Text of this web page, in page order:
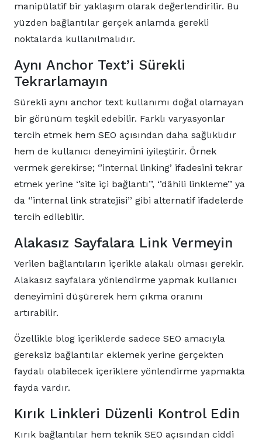
manipülatif bir yaklaşım olarak değerlendirilir. Bu
yüzden bağlantılar gerçek anlamda gerekli
noktalarda kullanılmalıdır.
Aynı Anchor Text’i Sürekli
Tekrarlamayın
Sürekli aynı anchor text kullanımı doğal olamayan
bir görünüm teşkil edebilir. Farklı varyasyonlar
tercih etmek hem SEO açısından daha sağlıklıdır
hem de kullanıcı deneyimini iyileştirir. Örnek
vermek gerekirse; ‘’internal linking’ ifadesini tekrar
etmek yerine ‘’site içi bağlantı’’, ‘’dâhili linkleme’’ ya
da ‘’internal link stratejisi’’ gibi alternatif ifadelerde
tercih edilebilir.
Alakasız Sayfalara Link Vermeyin
Verilen bağlantıların içerikle alakalı olması gerekir.
Alakasız sayfalara yönlendirme yapmak kullanıcı
deneyimini düşürerek hem çıkma oranını
artırabilir.
Özellikle blog içeriklerde sadece SEO amacıyla
gereksiz bağlantılar eklemek yerine gerçekten
faydalı olabilecek içeriklere yönlendirme yapmakta
fayda vardır.
Kırık Linkleri Düzenli Kontrol Edin
Kırık bağlantılar hem teknik SEO açısından ciddi